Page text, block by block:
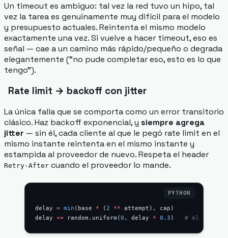
Un timeout es ambiguo: tal vez la red tuvo un hipo, tal
vez la tarea es genuinamente muy difícil para el modelo
y presupuesto actuales. Reintenta el mismo modelo
exactamente una vez. Si vuelve a hacer timeout, eso es
señal — cae a un camino más rápido/pequeño o degrada
elegantemente ("no pude completar eso, esto es lo que
tengo").
Rate limit → backoff con jitter
La única falla que se comporta como un error transitorio
clásico. Haz backoff exponencial, y siempre agrega
jitter — sin él, cada cliente al que le pegó rate limit en el
mismo instante reintenta en el mismo instante y
estampida al proveedor de nuevo. Respeta el header
Retry-After cuando el proveedor lo mande.
delay = min (base * (2 ** attempt), cap)
delay += random.uniform(0 , delay * 0.3 ) # el jitter